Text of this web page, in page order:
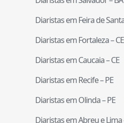
Diaristas emFeira de
Diaristas emFortaleza–CE
Diaristas emCaucaia–CE
Diaristas emRecife–PE
Diaristas emOlinda–PE
Diaristas emAbreu e Lima